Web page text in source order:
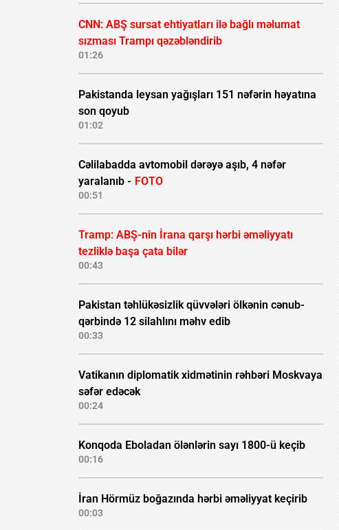
CNN: ABŞ sursat ehtiyatları ilə bağlı məlumat
sızması Trampı qəzəbləndirib
01:26
Pakistanda leysan yağışları 151 nəfərin həyatına
son qoyub
01:02
Cəlilabadda avtomobil dərəyə aşıb, 4 nəfər
yaralanıb - FOTO
00:51
Tramp: ABŞ-nin İrana qarşı hərbi əməliyyatı
tezliklə başa çata bilər
00:43
Pakistan təhlükəsizlik qüvvələri ölkənin cənub-
qərbində 12 silahlını məhv edib
00:33
Vatikanın diplomatik xidmətinin rəhbəri Moskvaya
səfər edəcək
00:24
Konqoda Eboladan ölənlərin sayı 1800-ü keçib
00:16
İran Hörmüz boğazında hərbi əməliyyat keçirib
00:03